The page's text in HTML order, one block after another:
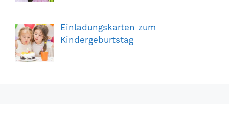
Einladungskarten zum
Kindergeburtstag